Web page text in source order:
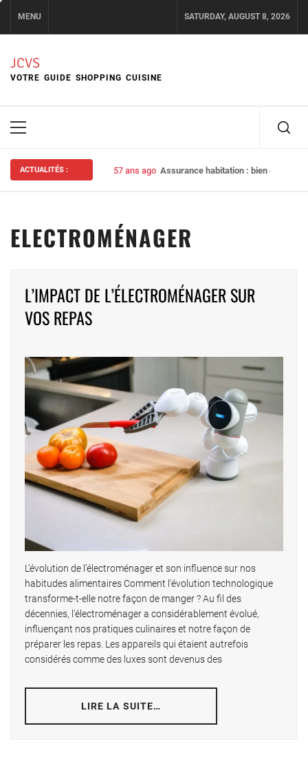
content
MENU SATURDAY, AUGUST 8, 2026
JCVS
VOTRE GUIDE SHOPPING CUISINE
Primary
ACTUALITÉS : 57 ans ago Assurance habitation : bien choisir
ELECTROMÉNAGER
L’IMPACT DE L’ÉLECTROMÉNAGER SUR
VOS REPAS
L’évolution de l’électroménager et son influence sur nos
habitudes alimentaires Comment l’évolution technologique
transforme-t-elle notre façon de manger ? Au fil des
décennies, l’électroménager a considérablement évolué,
influençant nos pratiques culinaires et notre façon de
préparer les repas. Les appareils qui étaient autrefois
considérés comme des luxes sont devenus des
LIRE LA SUITE…
publications